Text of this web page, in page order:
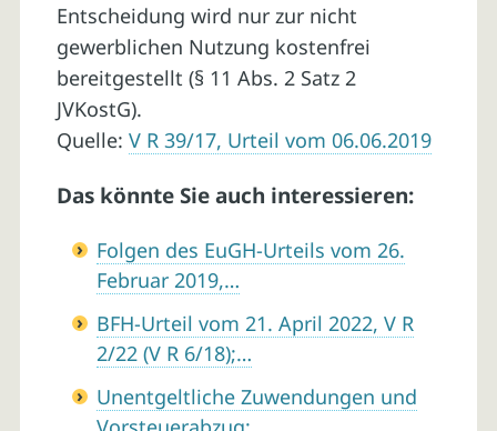
Entscheidung wird nur zur nicht
gewerblichen Nutzung kostenfrei
bereitgestellt (§ 11 Abs. 2 Satz 2
JVKostG).
Quelle: V R 39/17, Urteil vom 06.06.2019
Das könnte Sie auch interessieren:
Folgen des EuGH-Urteils vom 26.
Februar 2019,…
BFH-Urteil vom 21. April 2022, V R
2/22 (V R 6/18);…
Unentgeltliche Zuwendungen und